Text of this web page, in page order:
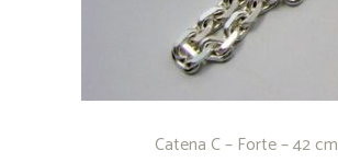
Catena C – Forte – 42 cm